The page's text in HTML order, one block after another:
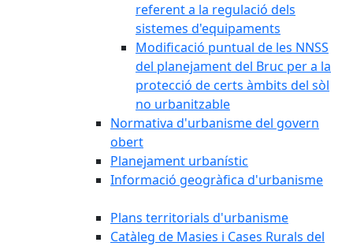
referent a la regulació dels
sistemes d'equipaments
Modificació puntual de les NNSS
del planejament del Bruc per a la
protecció de certs àmbits del sòl
no urbanitzable
Normativa d'urbanisme del govern
obert
Planejament urbanístic
Informació geogràfica d'urbanisme
Plans territorials d'urbanisme
Catàleg de Masies i Cases Rurals del